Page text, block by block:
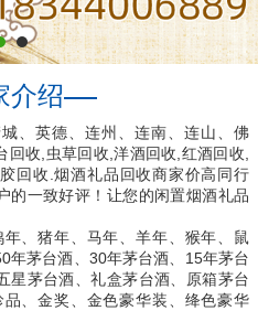
介绍
、英德、连州、连南、连山、佛
回收,虫草回收,洋酒回收,红酒回收,
回收.烟酒礼品回收商家价高同行
的一致好评！让您的闲置烟酒礼品
、猪年、马年、羊年、猴年、鼠
年茅台酒、30年茅台酒、15年茅台
星茅台酒、礼盒茅台酒、原箱茅台
、金奖、金色豪华装、绛色豪华